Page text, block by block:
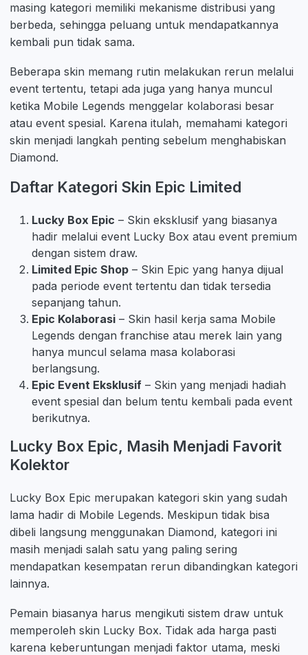
masing kategori memiliki mekanisme distribusi yang
berbeda, sehingga peluang untuk mendapatkannya
kembali pun tidak sama.
Beberapa skin memang rutin melakukan rerun melalui
event tertentu, tetapi ada juga yang hanya muncul
ketika Mobile Legends menggelar kolaborasi besar
atau event spesial. Karena itulah, memahami kategori
skin menjadi langkah penting sebelum menghabiskan
Diamond.
Daftar Kategori Skin Epic Limited
Lucky Box Epic – Skin eksklusif yang biasanya
hadir melalui event Lucky Box atau event premium
dengan sistem draw.
Limited Epic Shop – Skin Epic yang hanya dijual
pada periode event tertentu dan tidak tersedia
sepanjang tahun.
Epic Kolaborasi – Skin hasil kerja sama Mobile
Legends dengan franchise atau merek lain yang
hanya muncul selama masa kolaborasi
berlangsung.
Epic Event Eksklusif – Skin yang menjadi hadiah
event spesial dan belum tentu kembali pada event
berikutnya.
Lucky Box Epic, Masih Menjadi Favorit
Kolektor
Lucky Box Epic merupakan kategori skin yang sudah
lama hadir di Mobile Legends. Meskipun tidak bisa
dibeli langsung menggunakan Diamond, kategori ini
masih menjadi salah satu yang paling sering
mendapatkan kesempatan rerun dibandingkan kategori
lainnya.
Pemain biasanya harus mengikuti sistem draw untuk
memperoleh skin Lucky Box. Tidak ada harga pasti
karena keberuntungan menjadi faktor utama, meski